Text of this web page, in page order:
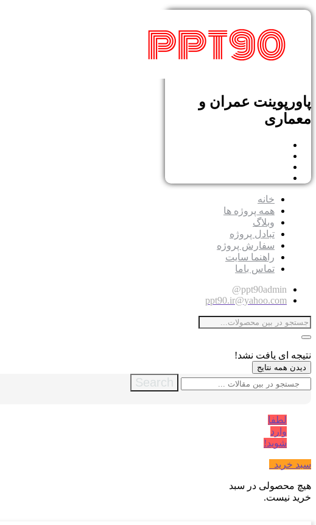
پاورپوینت عمران و
معماری
خانه
همه پروژه ها
وبلاگ
تبادل پروژه
سفارش پروژه
راهنما سایت
تماس باما
ppt90admin@
ppt90.ir@yahoo.com
نتیجه ای یافت نشد!
دیدن همه نتایج
Search
لطفا
وارد
شوید!
سبد خرید
هیچ محصولی در سبد
خرید نیست.